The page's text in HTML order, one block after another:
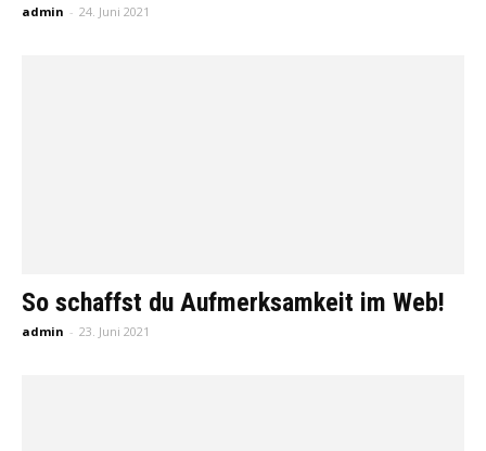
admin - 24. Juni 2021
So schaffst du Aufmerksamkeit im Web!
admin - 23. Juni 2021